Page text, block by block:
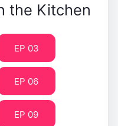
the Kitchen
EP 03
EP 06
EP 09